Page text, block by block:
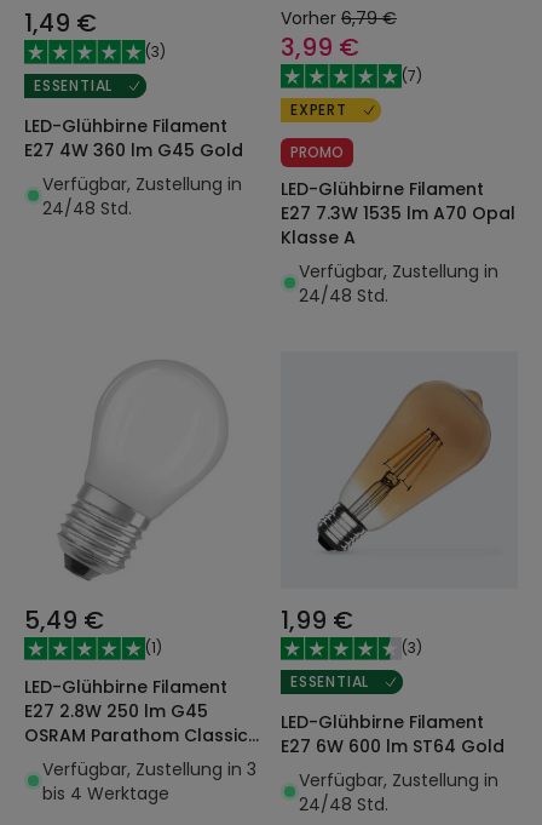
1,49 €
(3)
ESSENTIAL
LED-Glühbirne Filament
E27 4W 360 lm G45 Gold
Verfügbar, Zustellung in
24/48 Std.
Vorher 6,79 €
3,99 €
(7)
EXPERT
PROMO
LED-Glühbirne Filament
E27 7.3W 1535 lm A70 Opal
Klasse A
Verfügbar, Zustellung in
24/48 Std.
5,49 €
(1)
LED-Glühbirne Filament
E27 2.8W 250 lm G45
OSRAM Parathom Classic
4058075590816
Verfügbar, Zustellung in 3
bis 4 Werktage
1,99 €
(3)
ESSENTIAL
LED-Glühbirne Filament
E27 6W 600 lm ST64 Gold
Verfügbar, Zustellung in
24/48 Std.